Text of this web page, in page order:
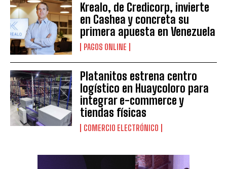
Krealo, de Credicorp, invierte
en Cashea y concreta su
primera apuesta en Venezuela
PAGOS ONLINE
Platanitos estrena centro
logístico en Huaycoloro para
integrar e-commerce y
tiendas físicas
COMERCIO ELECTRÓNICO